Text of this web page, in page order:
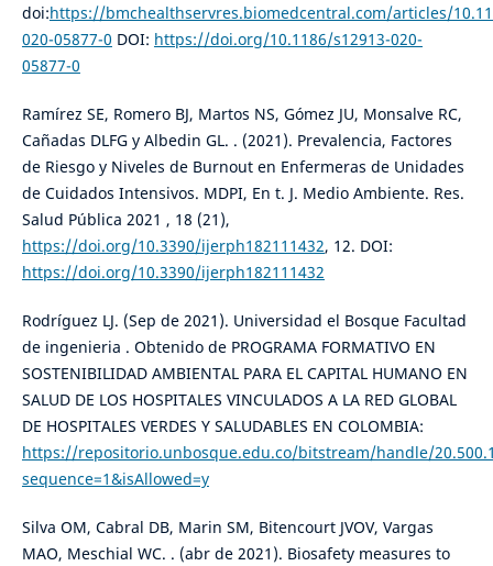
doi:https://bmchealthservres.biomedcentral.com/articles/
020-05877-0 DOI: https://doi.org/10.1186/s12913-020-
05877-0
Ramírez SE, Romero BJ, Martos NS, Gómez JU, Monsalve RC,
Cañadas DLFG y Albedin GL. . (2021). Prevalencia, Factores
de Riesgo y Niveles de Burnout en Enfermeras de Unidades
de Cuidados Intensivos. MDPI, En t. J. Medio Ambiente. Res.
Salud Pública 2021 , 18 (21),
https://doi.org/10.3390/ijerph182111432, 12. DOI:
https://doi.org/10.3390/ijerph182111432
Rodríguez LJ. (Sep de 2021). Universidad el Bosque Facultad
de ingenieria . Obtenido de PROGRAMA FORMATIVO EN
SOSTENIBILIDAD AMBIENTAL PARA EL CAPITAL HUMANO EN
SALUD DE LOS HOSPITALES VINCULADOS A LA RED GLOBAL
DE HOSPITALES VERDES Y SALUDABLES EN COLOMBIA:
https://repositorio.unbosque.edu.co/bitstream/handle/
sequence=1&isAllowed=y
Silva OM, Cabral DB, Marin SM, Bitencourt JVOV, Vargas
MAO, Meschial WC. . (abr de 2021). Biosafety measures to